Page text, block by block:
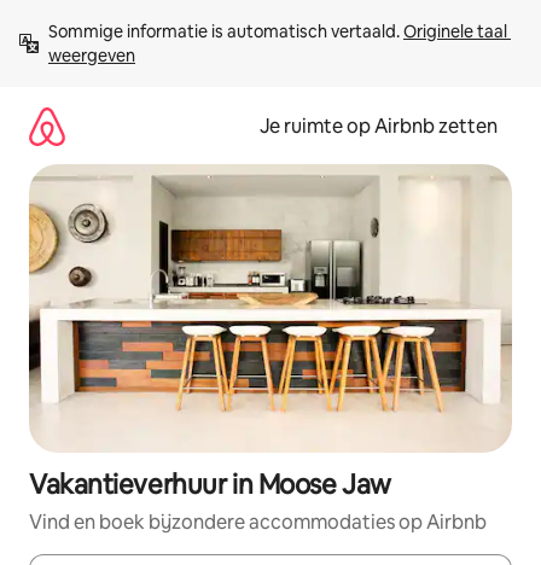
direct
naar
Sommige informatie is automatisch vertaald. Originele taal
weergeven
Je ruimte op Airbnb zetten
Vakantieverhuur in Moose Jaw
Vind en boek bijzondere accommodaties op Airbnb